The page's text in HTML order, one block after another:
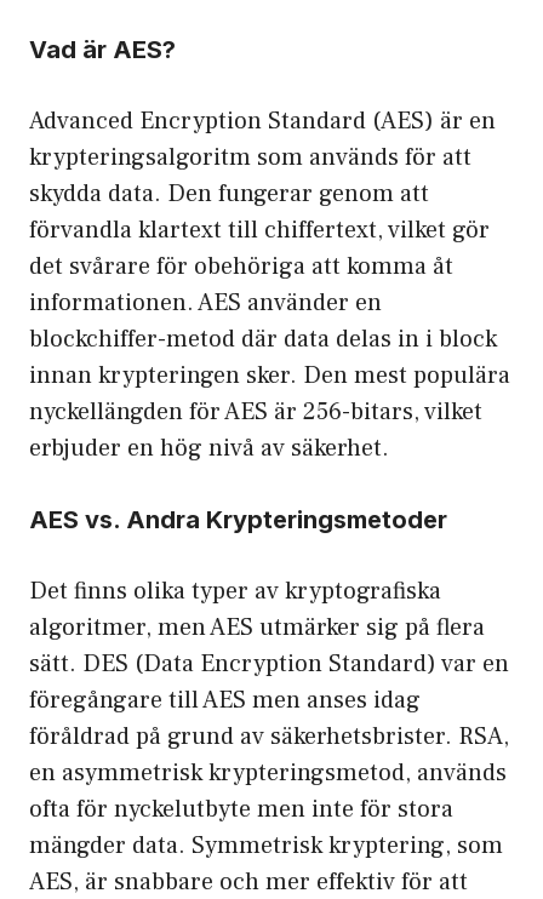
Vad är AES?
Advanced Encryption Standard (AES) är en
krypteringsalgoritm som används för att
skydda data. Den fungerar genom att
förvandla klartext till chiffertext, vilket gör
det svårare för obehöriga att komma åt
informationen. AES använder en
blockchiffer-metod där data delas in i block
innan krypteringen sker. Den mest populära
nyckellängden för AES är 256-bitars, vilket
erbjuder en hög nivå av säkerhet.
AES vs. Andra Krypteringsmetoder
Det finns olika typer av kryptografiska
algoritmer, men AES utmärker sig på flera
sätt. DES (Data Encryption Standard) var en
föregångare till AES men anses idag
föråldrad på grund av säkerhetsbrister. RSA,
en asymmetrisk krypteringsmetod, används
ofta för nyckelutbyte men inte för stora
mängder data. Symmetrisk kryptering, som
AES, är snabbare och mer effektiv för att